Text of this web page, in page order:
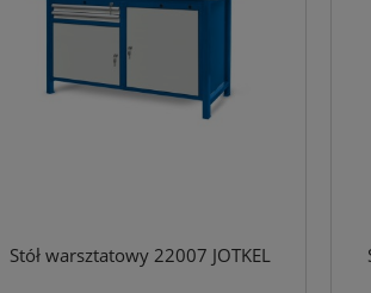
Stół warsztatowy 22007 JOTKEL